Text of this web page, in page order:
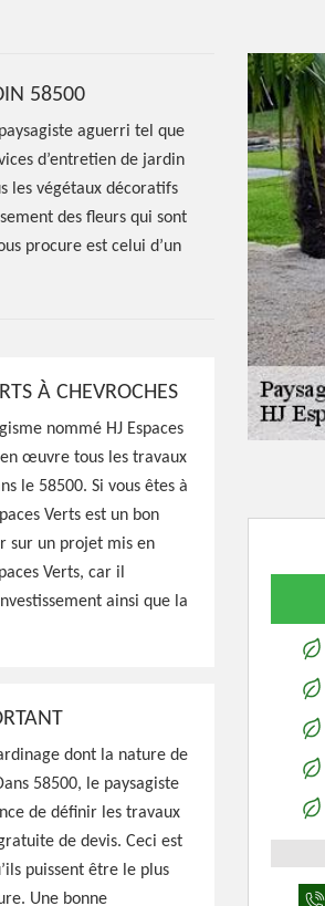
58500
aguerri tel que
d’entretien de jardin
les végétaux décoratifs
des fleurs qui sont
procure est celui d’un
À CHEVROCHES
nommé HJ Espaces
œuvre tous les travaux
le 58500. Si vous êtes à
Verts est un bon
sur un projet mis en
Verts, car il
ainsi que la
dont la nature de
58500, le paysagiste
de définir les travaux
de devis. Ceci est
puissent être le plus
Une bonne